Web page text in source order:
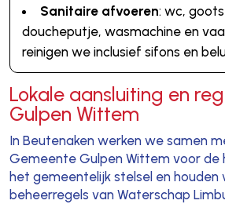
Sanitaire afvoeren: wc,
doucheputje, wasmachine en
reinigen we inclusief sifons en
Lokale aansluiting en
Gulpen Wittem
In Beutenaken werken we samen
Gemeente Gulpen Wittem voor de
het gemeentelijk stelsel en houden
beheerregels van Waterschap